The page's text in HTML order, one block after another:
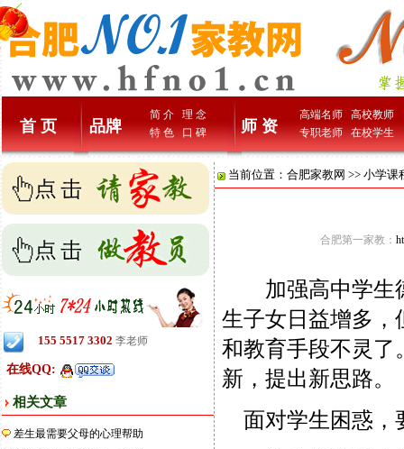
首 页 品牌
简 介
理 念
特 色
口 碑 师 资
高端名师
高校教师
专职老师
在校学生
155 5517 3302 李老师
在线QQ:
相关文章
差生最需要父母的心理帮助
当前位置： 合肥家教网 >> 小学课
合肥第一家教：
加强高中学生德
生子女日益增多，
和教育手段不灵了
新，提出新思路。
面对学生困惑，